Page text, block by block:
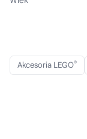
Akcesoria LEGO®